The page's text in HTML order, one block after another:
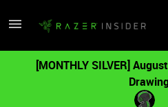
[MONTHLY SILVER]